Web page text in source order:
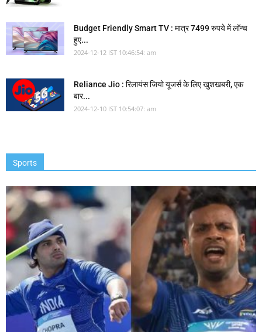
Budget Friendly Smart TV : मात्र 7499 रुपये में लॉन्च
हुए...
2024-12-12 IST 10:46:54: am
Reliance Jio : रिलायंस जियो यूजर्स के लिए खुशखबरी, एक
बार...
2024-12-10 IST 10:54:07: am
Sports